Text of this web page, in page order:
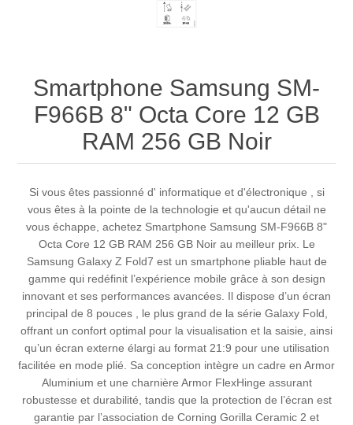
Smartphone Samsung SM-
F966B 8" Octa Core 12 GB
RAM 256 GB Noir
Si vous êtes passionné d' informatique et d'électronique , si
vous êtes à la pointe de la technologie et qu'aucun détail ne
vous échappe, achetez Smartphone Samsung SM-F966B 8"
Octa Core 12 GB RAM 256 GB Noir au meilleur prix. Le
Samsung Galaxy Z Fold7 est un smartphone pliable haut de
gamme qui redéfinit l’expérience mobile grâce à son design
innovant et ses performances avancées. Il dispose d’un écran
principal de 8 pouces , le plus grand de la série Galaxy Fold,
offrant un confort optimal pour la visualisation et la saisie, ainsi
qu’un écran externe élargi au format 21:9 pour une utilisation
facilitée en mode plié. Sa conception intègre un cadre en Armor
Aluminium et une charnière Armor FlexHinge assurant
robustesse et durabilité, tandis que la protection de l’écran est
garantie par l’association de Corning Gorilla Ceramic 2 et